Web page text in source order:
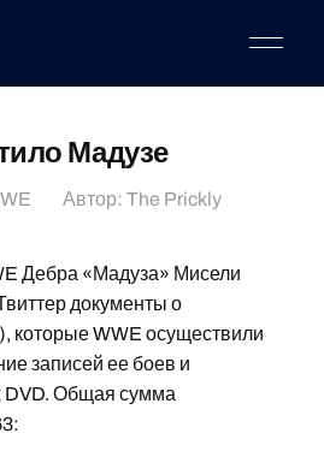
Мадузе
Автор: The Prickly
Дебра «Мадуза» Мисели
документы о
которые WWE осуществили
записей ее боев и
DVD. Общая сумма